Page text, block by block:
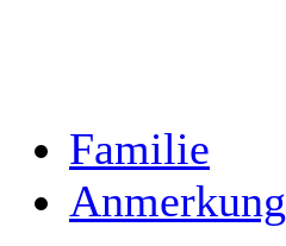
Familie
Anmerkung